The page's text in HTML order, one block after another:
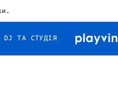
DJ ТА СТУДІЯ